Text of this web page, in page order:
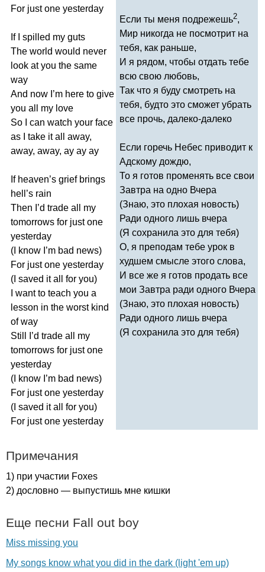
For just one yesterday
If spilled my guts
The world would never
look at you the same
way
And now ’m here to give
you all my love
So
can watch your face
as
take it all away,
away, away, ay ay ay
If heaven’s grief brings
hell ’s rain
Then ’d trade all
my
tomorrows for just one
yesterday
( know ’m bad news)
For just one yesterday
( saved it all for you)
want to teach you a
lesson in the worst kind
of way
Still
’d trade all
my
tomorrows for just one
yesterday
( know ’m bad news)
For just one yesterday
( saved it all for you)
For just one yesterday
Если ты меня подрежешь2,
Мир никогда не посмотрит на
тебя, как раньше,
И я рядом, чтобы отдать тебе
всю свою любовь,
Так что я буду смотреть на
тебя, будто это сможет убрать
все прочь, далеко-далеко
Если горечь Небес приводит к
Адскому дождю,
То я готов променять все свои
Завтра на одно Вчера
(Знаю, это плохая новость)
Ради одного лишь вчера
(Я сохранила это для тебя)
О, я преподам тебе урок в
худшем смысле этого слова,
И все же я готов продать все
мои Завтра ради одного Вчера
(Знаю, это плохая новость)
Ради одного лишь вчера
(Я сохранила это для тебя)
Примечания
1) при участии Foxes
2) дословно — выпустишь мне кишки
Еще песни Fall out boy
Miss missing you
My songs know what you did in the dark (light 'em up)